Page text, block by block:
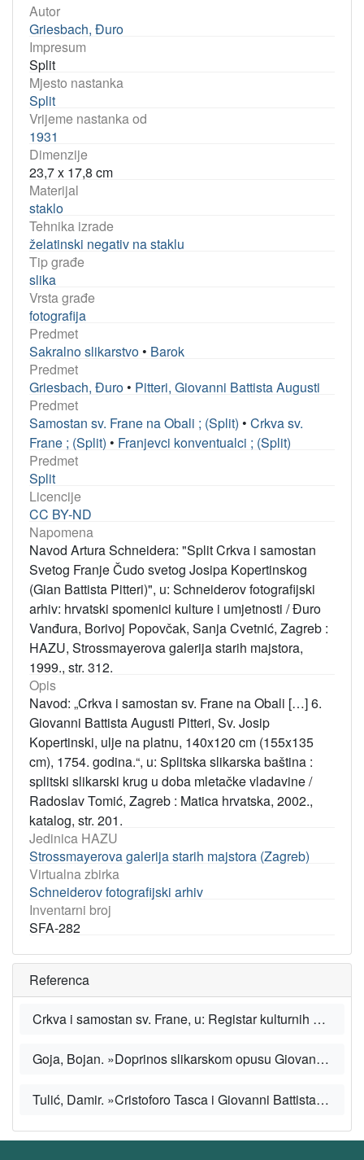
Autor
Griesbach, Đuro
Impresum
Split
Mjesto nastanka
Split
Vrijeme nastanka od
1931
Dimenzije
23,7 x 17,8 cm
Materijal
staklo
Tehnika izrade
želatinski negativ na staklu
Tip građe
slika
Vrsta građe
fotografija
Predmet
Sakralno slikarstvo • Barok
Predmet
Griesbach, Đuro • Pitteri, Giovanni Battista Augusti
Predmet
Samostan sv. Frane na Obali ; (Split) • Crkva sv.
Frane ; (Split) • Franjevci konventualci ; (Split)
Predmet
Split
Licencije
CC BY-ND
Napomena
Navod Artura Schneidera: "Split Crkva i samostan
Svetog Franje Čudo svetog Josipa Kopertinskog
(Gian Battista Pitteri)", u: Schneiderov fotografijski
arhiv: hrvatski spomenici kulture i umjetnosti / Đuro
Vanđura, Borivoj Popovčak, Sanja Cvetnić, Zagreb :
HAZU, Strossmayerova galerija starih majstora,
1999., str. 312.
Opis
Navod: „Crkva i samostan sv. Frane na Obali […] 6.
Giovanni Battista Augusti Pitteri, Sv. Josip
Kopertinski, ulje na platnu, 140x120 cm (155x135
cm), 1754. godina.“, u: Splitska slikarska baština :
splitski slikarski krug u doba mletačke vladavine /
Radoslav Tomić, Zagreb : Matica hrvatska, 2002.,
katalog, str. 201.
Jedinica HAZU
Strossmayerova galerija starih majstora (Zagreb)
Virtualna zbirka
Schneiderov fotografijski arhiv
Inventarni broj
SFA-282
Referenca
Crkva i samostan sv. Frane, u: Registar kulturnih dobara Republike Hrvatske [Portal], Ministarstvo kulture i medija Republike Hrvatske, 2025.
Goja, Bojan. »Doprinos slikarskom opusu Giovannija Battiste Augustija Pitterija – Otajstva Presvetog Ružarija u Sutomišćici na otoku Ugljanu i arhivska istraživanja«, u: Radovi Instituta za povijest umjetnosti, 30 (2006.), str. 121-130.
Tulić, Damir. »Cristoforo Tasca i Giovanni Battista Augusti Pitteri: nepoznate slike i njihovi naručitelji na sjevernom Jadranu«, u: Ars Adriatica 9 (2019.), str. 89-106.